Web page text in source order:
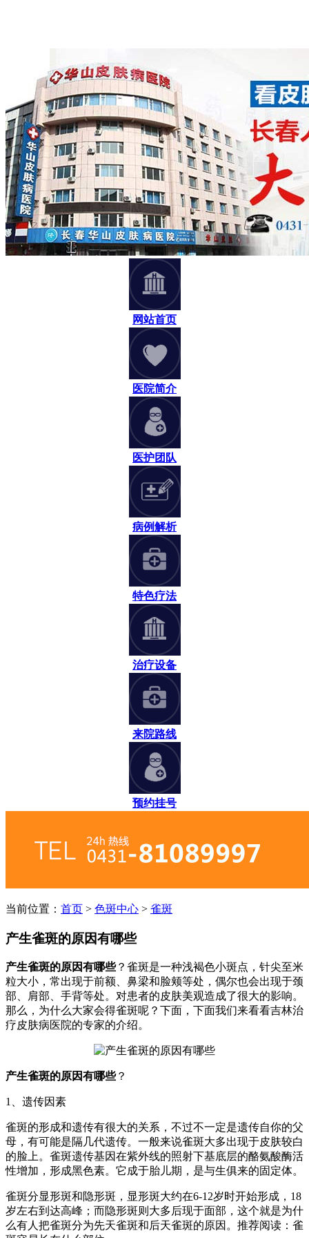
网站首页
医院简介
医护团队
病例解析
特色疗法
治疗设备
来院路线
预约挂号
当前位置： 首页 > 色斑中心 > 雀斑
产生雀斑的原因有哪些
产生雀斑的原因有哪些？雀斑是一种浅褐色小斑点，针尖至米
粒大小，常出现于前额、鼻梁和脸颊等处，偶尔也会出现于颈
部、肩部、手背等处。对患者的皮肤美观造成了很大的影响。
那么，为什么大家会得雀斑呢？下面，下面我们来看看吉林治
疗皮肤病医院的专家的介绍。
产生雀斑的原因有哪些？
1、遗传因素
雀斑的形成和遗传有很大的关系，不过不一定是遗传自你的父
母，有可能是隔几代遗传。一般来说雀斑大多出现于皮肤较白
的脸上。雀斑遗传基因在紫外线的照射下基底层的酪氨酸酶活
性增加，形成黑色素。它成于胎儿期，是与生俱来的固定体。
雀斑分显形斑和隐形斑，显形斑大约在6-12岁时开始形成，18
岁左右到达高峰；而隐形斑则大多后现于面部，这个就是为什
么有人把雀斑分为先天雀斑和后天雀斑的原因。推荐阅读：雀